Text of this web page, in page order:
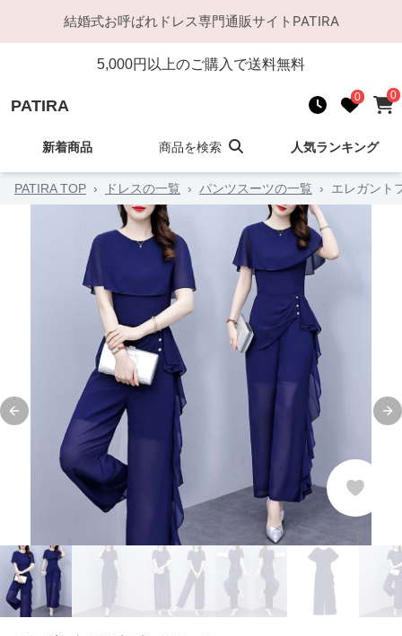
結婚式お呼ばれドレス専門通販サイト PATIRA
5,000円以上のご購入で送料無料
PATIRA 0 0
新着商品 商品を検索 人気ランキング
PATIRA TOP › ドレスの一覧 › パンツスーツの一覧 › エレガント
Previous slide